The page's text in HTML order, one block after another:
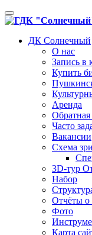
Toggle
navigation
ДК Солнечный
О нас
Запись в
Купить
Аренда
Обратная
Часто
Вакансии
Схема
3D-тур
Набор
Отчёты о
Фото
Карта